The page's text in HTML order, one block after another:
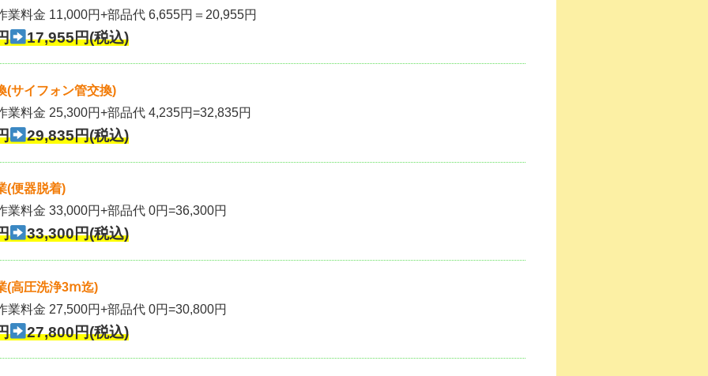
業料金 11,000円+部品代 6,655円＝20,955円
17,955円(税込)
(サイフォン管交換)
業料金 25,300円+部品代 4,235円=32,835円
29,835円(税込)
(便器脱着)
業料金 33,000円+部品代 0円=36,300円
33,300円(税込)
(高圧洗浄3ⅿ迄)
業料金 27,500円+部品代 0円=30,800円
27,800円(税込)